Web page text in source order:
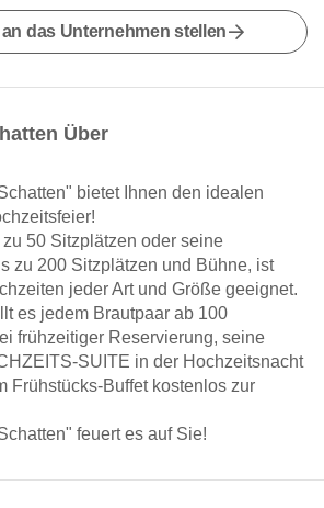
an das Unternehmen stellen
Über
bietet Ihnen den idealen
50 Sitzplätzen oder seine
zu 200 Sitzplätzen und Bühne, ist
jeder Art und Größe geeignet.
es jedem Brautpaar ab 100
frühzeitiger Reservierung, seine
SUITE in der Hochzeitsnacht
Frühstücks-Buffet kostenlos zur
feuert es auf Sie!